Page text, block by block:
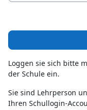
Loggen sie sich bitte
der Schule ein.
Sie sind Lehrperson
Ihren Schullogin-